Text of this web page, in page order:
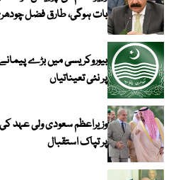
بات ہوگی، طارق فضل
بیوروکریسی میں بڑے پیمانے
پر نئی تعیناتیاں
وزیراعظم سعودی ولی عہد
پر تپاک استقبال